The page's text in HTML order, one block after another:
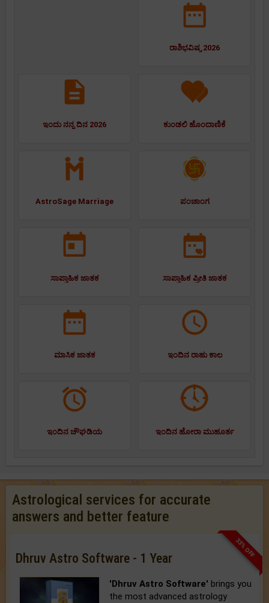
ರಾಶಿಭವಿಷ್ಯ 2026
ಇಂದು ನನ್ನ ದಿನ 2026 ಕುಂಡಲಿ ಹೊಂದಾಣಿಕೆ
AstroSage Marriage ಪಂಚಾಂಗ
ಸಾಪ್ತಾಹಿಕ ಜಾತಕ ಸಾಪ್ತಾಹಿಕ ಪ್ರೀತಿ ಜಾತಕ
ಮಾಸಿಕ ಜಾತಕ ಇಂದಿನ ರಾಹು ಕಾಲ
ಇಂದಿನ ಚೌಘಡಿಯ ಇಂದಿನ ಹೋರಾ ಮುಹೂರ್ತ
Astrological services for accurate
answers and better feature
33% OFF
Dhruv Astro Software - 1 Year
'Dhruv Astro Software' brings you
the most advanced astrology